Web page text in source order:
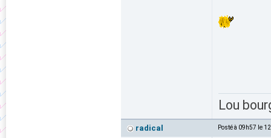
Lou
radical Posté à 09h57 le